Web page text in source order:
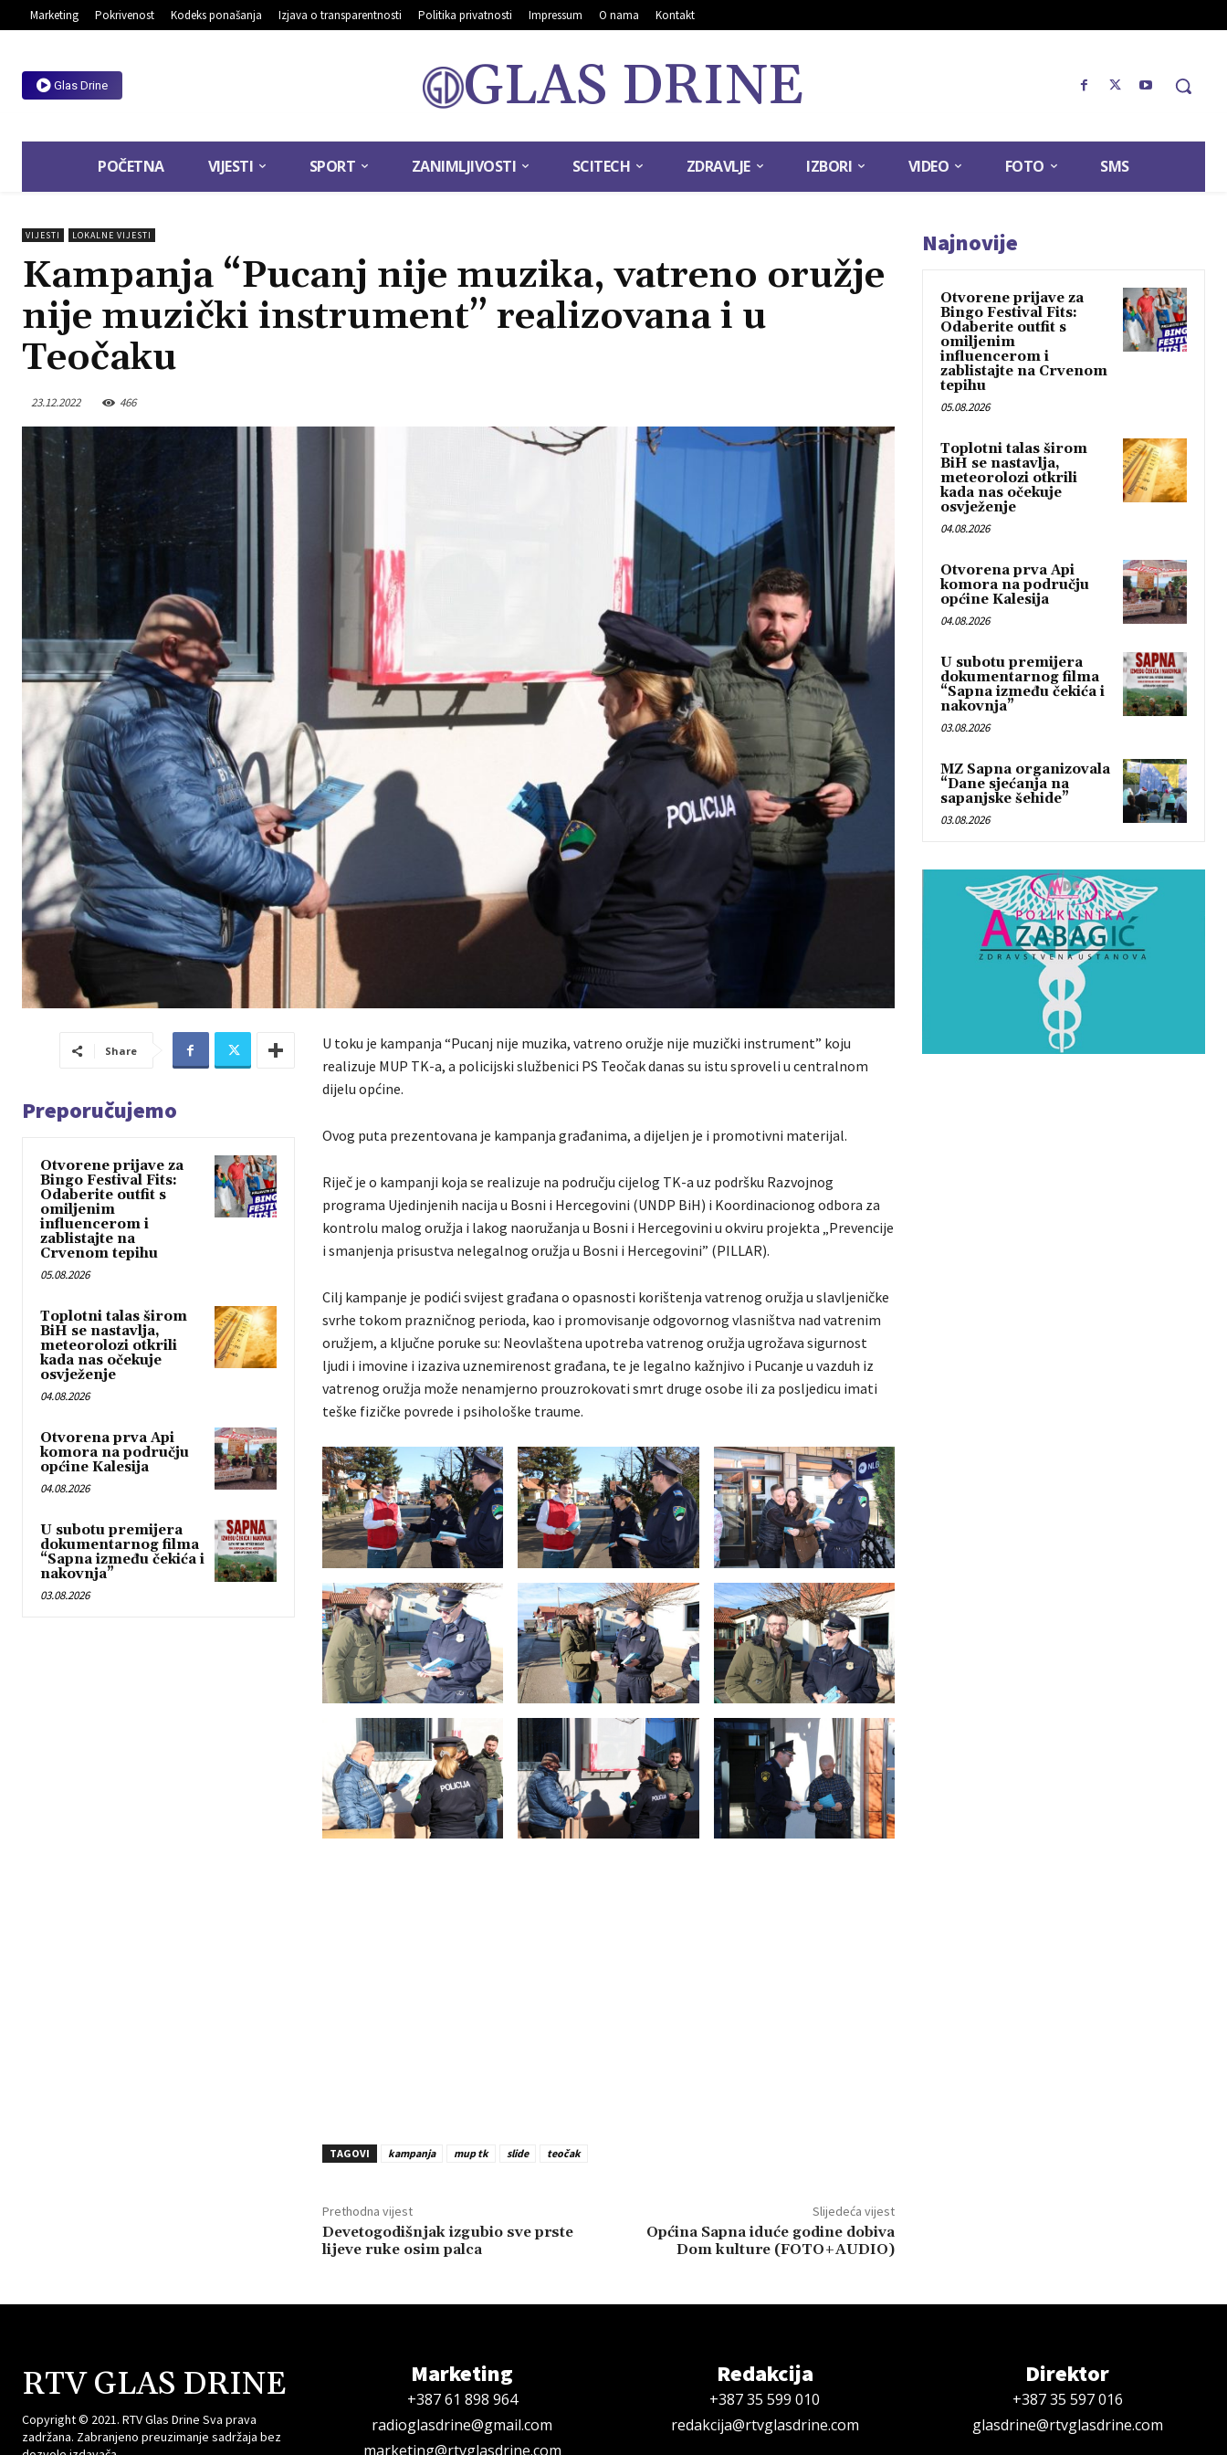
Marketing Pokrivenost Kodeks ponašanja Izjava o transparentnosti Politika privatnosti Impressum O nama Kontakt
Glas Drine GLAS DRINE
POČETNA VIJESTI SPORT ZANIMLJIVOSTI SCITECH ZDRAVLJE IZBORI VIDEO FOTO SMS
VIJESTI LOKALNE VIJESTI
Kampanja “Pucanj nije muzika, vatreno oružje
nije muzički instrument” realizovana i u
Teočaku
23.12.2022 466
Share
Preporučujemo
Otvorene prijave za
Bingo Festival Fits:
Odaberite outfit s
omiljenim
influencerom i
zablistajte na
Crvenom tepihu
05.08.2026
Toplotni talas širom
BiH se nastavlja,
meteorolozi otkrili
kada nas očekuje
osvježenje
04.08.2026
Otvorena prva Api
komora na području
općine Kalesija
04.08.2026
U subotu premijera
dokumentarnog filma
“Sapna između čekića i
nakovnja”
03.08.2026
U toku je kampanja “Pucanj nije muzika, vatreno oružje nije muzički instrument” koju
realizuje MUP TK-a, a policijski službenici PS Teočak danas su istu sproveli u centralnom
dijelu općine.
Ovog puta prezentovana je kampanja građanima, a dijeljen je i promotivni materijal.
Riječ je o kampanji koja se realizuje na području cijelog TK-a uz podršku Razvojnog
programa Ujedinjenih nacija u Bosni i Hercegovini (UNDP BiH) i Koordinacionog odbora za
kontrolu malog oružja i lakog naoružanja u Bosni i Hercegovini u okviru projekta „Prevencije
i smanjenja prisustva nelegalnog oružja u Bosni i Hercegovini” (PILLAR).
Cilj kampanje je podići svijest građana o opasnosti korištenja vatrenog oružja u slavljeničke
svrhe tokom prazničnog perioda, kao i promovisanje odgovornog vlasništva nad vatrenim
oružjem, a ključne poruke su: Neovlaštena upotreba vatrenog oružja ugrožava sigurnost
ljudi i imovine i izaziva uznemirenost građana, te je legalno kažnjivo i Pucanje u vazduh iz
vatrenog oružja može nenamjerno prouzrokovati smrt druge osobe ili za posljedicu imati
teške fizičke povrede i psihološke traume.
TAGOVI kampanja mup tk slide teočak
Prethodna vijest
Devetogodišnjak izgubio sve prste
lijeve ruke osim palca
Slijedeća vijest
Općina Sapna iduće godine dobiva
Dom kulture (FOTO+AUDIO)
Najnovije
Otvorene prijave za
Bingo Festival Fits:
Odaberite outfit s
omiljenim
influencerom i
zablistajte na Crvenom
tepihu
05.08.2026
Toplotni talas širom
BiH se nastavlja,
meteorolozi otkrili
kada nas očekuje
osvježenje
04.08.2026
Otvorena prva Api
komora na području
općine Kalesija
04.08.2026
U subotu premijera
dokumentarnog filma
“Sapna između čekića i
nakovnja”
03.08.2026
MZ Sapna organizovala
“Dane sjećanja na
sapanjske šehide”
03.08.2026
RTV GLAS DRINE
Copyright © 2021. RTV Glas Drine Sva prava
zadržana. Zabranjeno preuzimanje sadržaja bez
Marketing
+387 61 898 964
radioglasdrine@gmail.com
marketing@rtvglasdrine.com
Redakcija
+387 35 599 010
redakcija@rtvglasdrine.com
Direktor
+387 35 597 016
glasdrine@rtvglasdrine.com